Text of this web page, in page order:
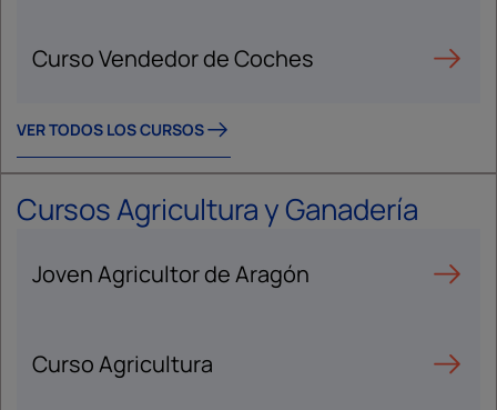
Curso Vendedor de Coches
VER TODOS LOS CURSOS
Cursos Agricultura y Ganadería
Joven Agricultor de Aragón
Curso Agricultura